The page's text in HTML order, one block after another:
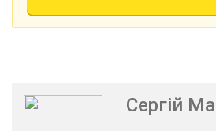
Сергій